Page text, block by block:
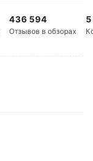
436 594
Отзывов в обзорах